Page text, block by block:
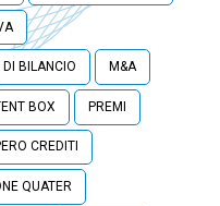
DI BILANCIO M&A
BOX PREMI
CREDITI
QUATER